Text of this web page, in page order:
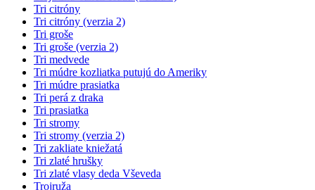
Tri citróny
Tri citróny (verzia 2)
Tri groše
Tri groše (verzia 2)
Tri medvede
Tri múdre kozliatka putujú do Ameriky
Tri múdre prasiatka
Tri perá z draka
Tri prasiatka
Tri stromy
Tri stromy (verzia 2)
Tri zakliate kniežatá
Tri zlaté hrušky
Tri zlaté vlasy deda Vševeda
Trojruža